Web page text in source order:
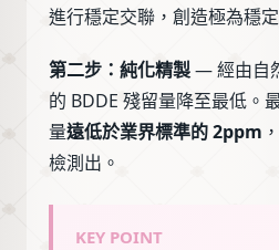
進行穩定交聯，創造極為穩
第二步：純化精製— 經由自
的 BDDE 殘留量降至最低。
量遠低於業界標準的 2ppm
檢測出。
KEY POINT